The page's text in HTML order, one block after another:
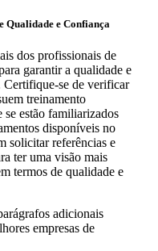
Qualidade e Confiança
dos profissionais de
garantir a qualidade e
Certifique-se de verificar
treinamento
se estão familiarizados
disponíveis no
solicitar referências e
ter uma visão mais
termos de qualidade e
adicionais
empresas de